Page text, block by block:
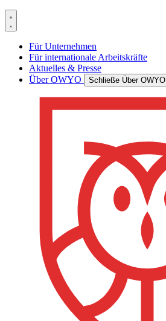
Für Unternehmen
Für internationale Arbeitskräfte
Aktuelles & Presse
Über OWYO
Schließe Über OWYO